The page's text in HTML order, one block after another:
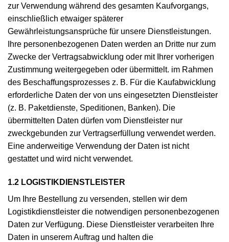
zur Verwendung während des gesamten Kaufvorgangs,
einschließlich etwaiger späterer
Gewährleistungsansprüche für unsere Dienstleistungen.
Ihre personenbezogenen Daten werden an Dritte nur zum
Zwecke der Vertragsabwicklung oder mit Ihrer vorherigen
Zustimmung weitergegeben oder übermittelt. im Rahmen
des Beschaffungsprozesses z. B. Für die Kaufabwicklung
erforderliche Daten der von uns eingesetzten Dienstleister
(z. B. Paketdienste, Speditionen, Banken). Die
übermittelten Daten dürfen vom Dienstleister nur
zweckgebunden zur Vertragserfüllung verwendet werden.
Eine anderweitige Verwendung der Daten ist nicht
gestattet und wird nicht verwendet.
1.2 LOGISTIKDIENSTLEISTER
Um Ihre Bestellung zu versenden, stellen wir dem
Logistikdienstleister die notwendigen personenbezogenen
Daten zur Verfügung. Diese Dienstleister verarbeiten Ihre
Daten in unserem Auftrag und halten die